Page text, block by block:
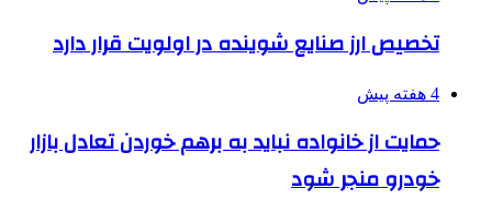
تخصیص ارز صنایع شوینده در اولویت قرار دارد
4 هفته پیش
حمایت از خانواده نباید به برهم خوردن تعادل بازار
خودرو منجر شود